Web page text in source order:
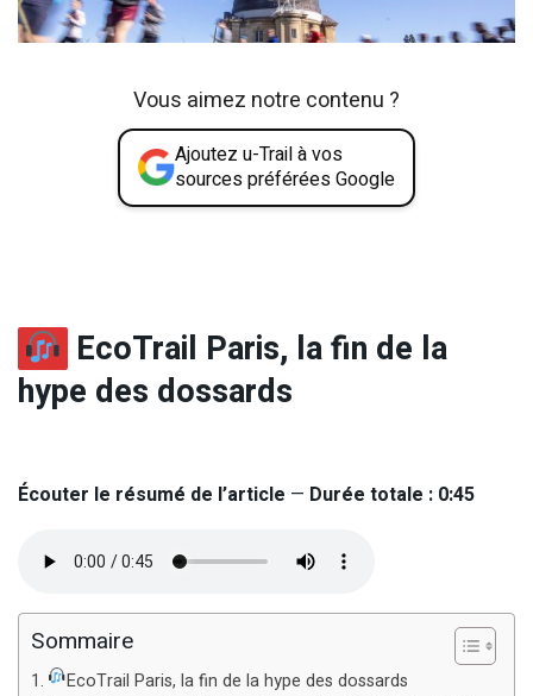
Vous aimez notre contenu ?
Ajoutez u-Trail à vos
sources préférées Google
EcoTrail Paris, la fin de la
hype des dossards
Écouter le résumé de l’article — Durée totale : 0:45
Sommaire
EcoTrail Paris, la fin de la hype des dossards